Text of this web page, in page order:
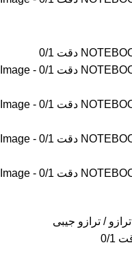
ترازو ترازو جیبی